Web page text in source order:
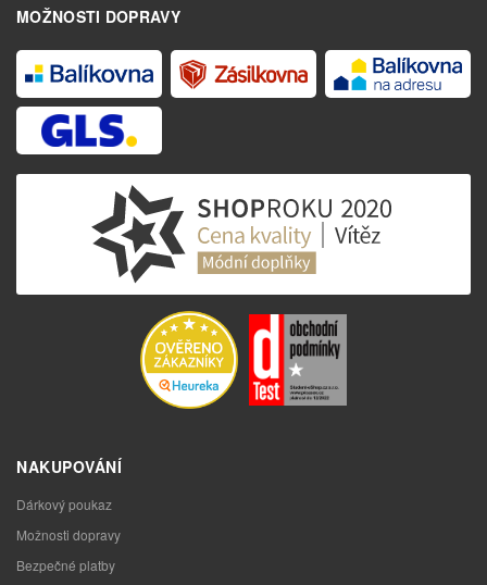
MOŽNOSTI DOPRAVY
NAKUPOVÁNÍ
Dárkový poukaz
Možnosti dopravy
Bezpečné platby